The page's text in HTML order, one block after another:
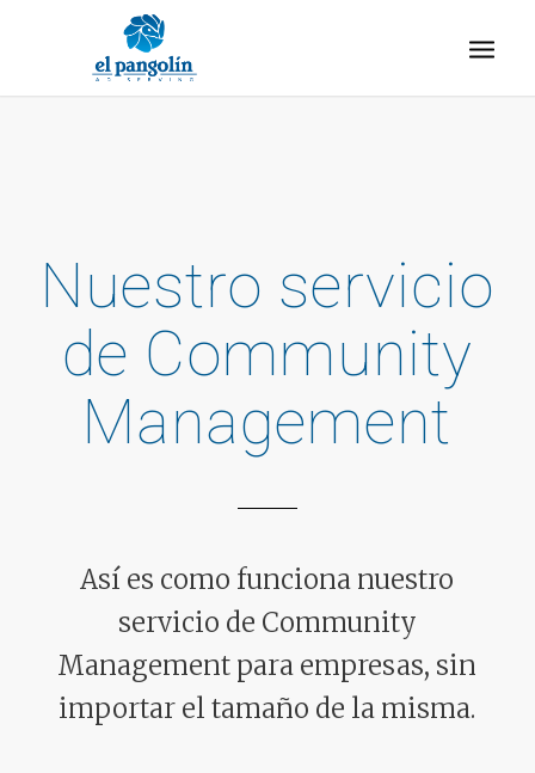
Nuestro servicio
de Community
Management
Así es como funciona nuestro
servicio de Community
Management para empresas, sin
importar el tamaño de la misma.